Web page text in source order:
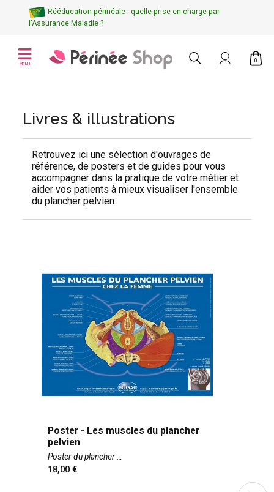
Rééducation périnéale : quelle prise en charge par
l'Assurance Maladie ?
MENU
0
Livres & illustrations
Retrouvez ici une sélection d'ouvrages de
référence, deposters et deguides pour vous
accompagner dans la pratique de votre métier et
aider vos patients à mieux visualiser l'ensemble
du plancher pelvien.
Poster - Les muscles du plancher
pelvien
Poster du plancher
18,00